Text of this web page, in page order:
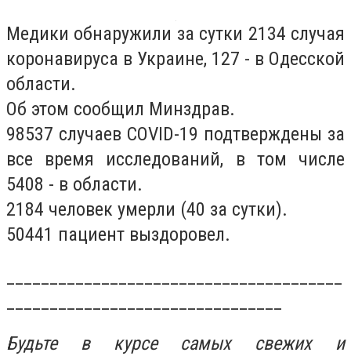
Медики обнаружили за сутки 2134 случая
коронавируса в Украине, 127 - в Одесской
области.
Об этом сообщил Минздрав.
98537 случаев COVID-19 подтверждены за
все время исследований, в том числе
5408 - в области.
2184 человек умерли (40 за сутки).
50441 пациент выздоровел.
Будьте в курсе самых свежих и